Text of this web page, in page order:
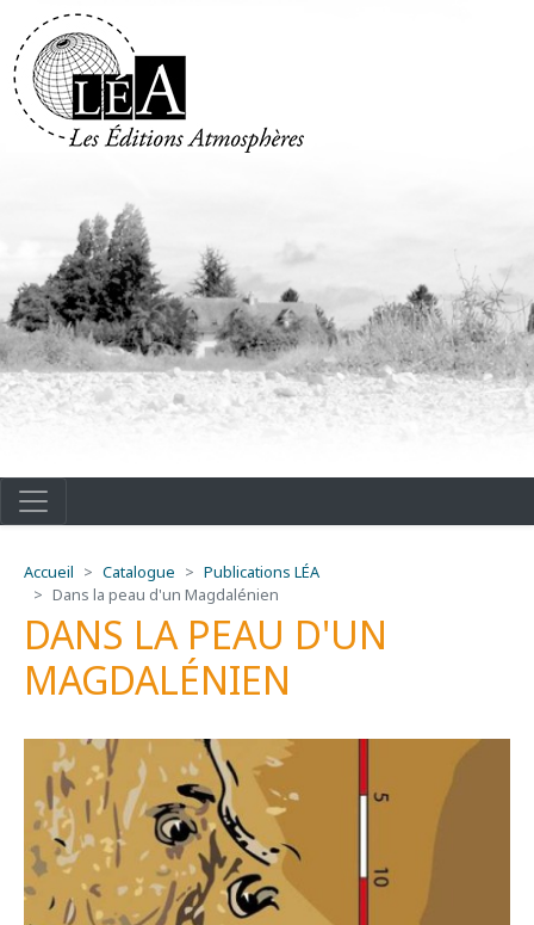
Accueil Catalogue
Publications LÉA
Dans la peau d'un Magdalénien
DANS LA PEAU D'UN
MAGDALÉNIEN